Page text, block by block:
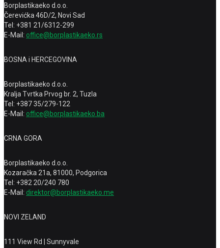
Borplastikaeko d.o.o.
Čerevićka 46D/2, Novi Sad
Tel: +381 21/6312-299
E-Mail: office@borplastikaeko.rs
BOSNA i HERCEGOVINA
Borplastikaeko d.o.o.
Kralja Tvrtka Prvog br. 2, Tuzla
Tel: +387 35/279-122
E-Mail: office@borplastikaeko.ba
CRNA GORA
Borplastikaeko d.o.o.
Kozaračka 21a, 81000, Podgorica
Tel: +382 20/240 780
E-Mail: direktor@borplastikaeko.me
NOVI ZELAND
111 View Rd | Sunnyvale